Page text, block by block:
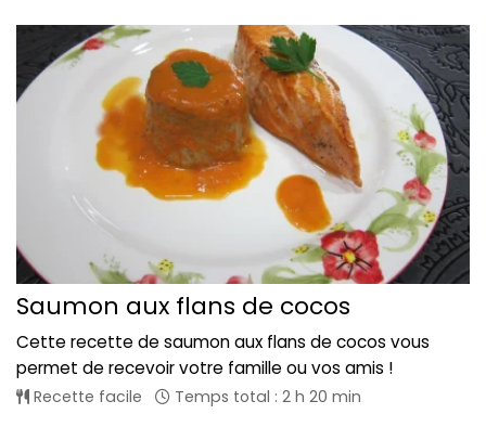
Saumon aux flans de cocos
Cette recette de saumon aux flans de cocos vous
permet de recevoir votre famille ou vos amis !
Recette facile Temps total : 2 h 20 min